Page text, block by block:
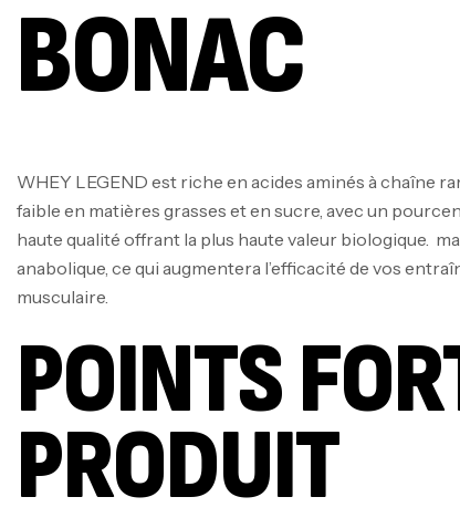
BONAC
WHEY LEGEND est riche en acides aminés à chaîne
faible en matières grasses et en sucre, avec un
haute qualité offrant la plus haute valeur biologique.
anabolique, ce qui augmentera l’efficacité de vos
musculaire.
POINTS
PRODUIT